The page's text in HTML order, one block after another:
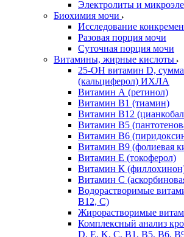
Электролиты и
Биохимия мочи
Исследование
Разовая порция мочи
Суточная порция мочи
Витамины, жирные кислоты
25-OH витамин D,
(кальциферол) ИХЛА
Витамин А (ретинол)
Витамин В1 (тиамин)
Витамин В12
Витамин В5
Витамин В6
Витамин В9 (фолиевая
Витамин Е (токоферол)
Витамин К
Витамин С
Водорастворимые
В12, С)
Жирорастворимые
Комплексный анализ
D, E, K, C, B1, B5, B6,